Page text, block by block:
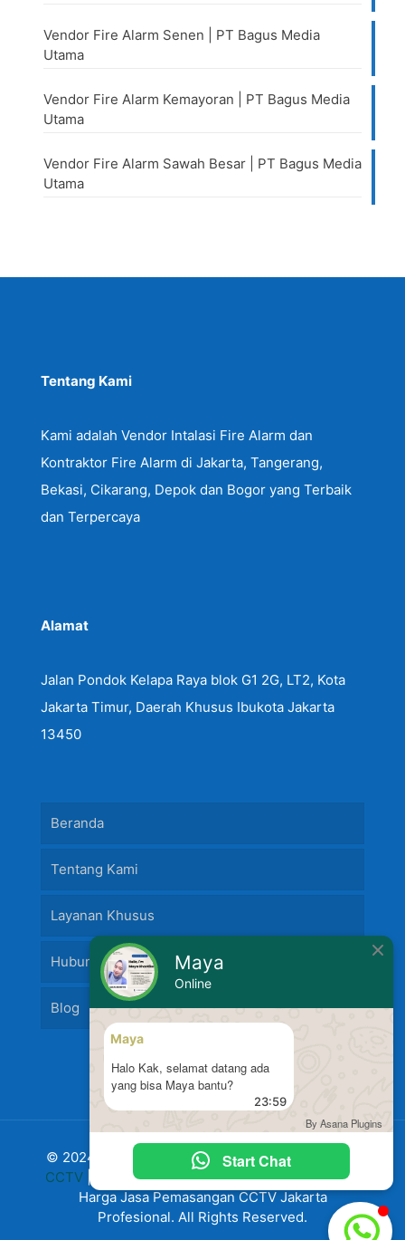
Vendor Fire Alarm Senen | PT Bagus Media
Utama
Vendor Fire Alarm Kemayoran | PT Bagus Media
Utama
Vendor Fire Alarm Sawah Besar | PT Bagus Media
Utama
Tentang Kami
Kami adalah Vendor Intalasi Fire Alarm dan
Kontraktor Fire Alarm di Jakarta, Tangerang,
Bekasi, Cikarang, Depok dan Bogor yang Terbaik
dan Terpercaya
Alamat
Jalan Pondok Kelapa Raya blok G1 2G, LT2, Kota
Jakarta Timur, Daerah Khusus Ibukota Jakarta
13450
Beranda
Tentang Kami
Layanan Khusus
Hubungi Kami
Blog
© 2024 Jasa Pasang Fire Alarm danJasa Pasang
CCTV| Harga Pasang CCTVMurah Terbaru 2024
Harga Jasa Pemasangan CCTV Jakarta
Profesional. All Rights Reserved.
Maya
Online
Maya
Halo Kak, selamat datang ada
yang bisa Maya bantu?
23:59
By Asana Plugins
Start Chat